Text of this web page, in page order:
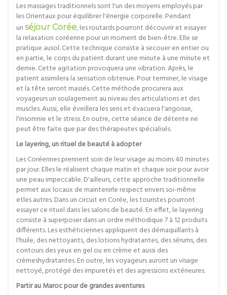
Les massages traditionnels sont l'un des moyens employés par
les Orientaux pour équilibrer l'énergie corporelle. Pendant
un séjour Corée, les routards pourront découvrir et essayer
la relaxation coréenne pour un moment de bien-être. Elle se
pratique ausol. Cette technique consiste à secouer en entier ou
en partie, le corps du patient durant une minute à une minute et
demie. Cette agitation provoquera une vibration. Après, le
patient assimilera la sensation obtenue. Pour terminer, le visage
et la tête seront massés. Cette méthode procurera aux
voyageurs un soulagement au niveau des articulations et des
muscles. Aussi, elle éveillera les sens et évacuera l'angoisse,
l'insomnie et le stress. En outre, cette séance de détente ne
peut être faite que par des thérapeutes spécialisés.
Le layering, un rituel de beauté à adopter
Les Coréennes prennent soin de leur visage au moins 40 minutes
par jour. Elles le réalisent chaque matin et chaque soir pour avoir
une peau impeccable. D'ailleurs, cette approche traditionnelle
permet aux locaux de maintenirle respect envers soi-même
etles autres. Dans un circuit en Corée, les touristes pourront
essayer ce rituel dans les salons de beauté. En effet, le layering
consiste à superposer dans un ordre méthodique 7 à 12 produits
différents. Les esthéticiennes appliquent des démaquillants à
l'huile, des nettoyants, des lotions hydratantes, des sérums, des
contours des yeux en gel ou en crème et aussi des
crèmeshydratantes. En outre, les voyageurs auront un visage
nettoyé, protégé des impuretés et des agressions extérieures.
Partir au Maroc pour de grandes aventures